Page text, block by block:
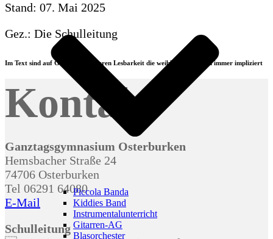
Piccola Banda
Kiddies Band
Instrumentalunterricht
Gitarren-AG
Blasorchester
Stand: 07. Mai 2025
Gez.: Die Schulleitung
Im Text sind auf Grund der besseren Lesbarkeit die weiblichen Formen immer impliziert
Kontakt
Ganztagsgymnasium Osterburken
Hemsbacher Straße 24
74706 Osterburken
Tel 06291 64080
E-Mail
Schulleitung